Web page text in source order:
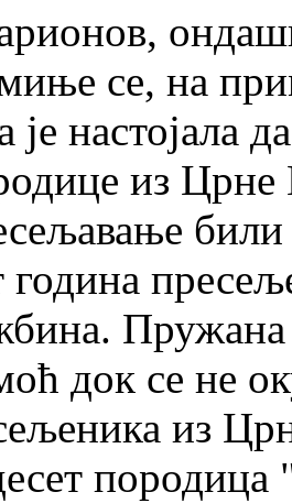
се, на
je настојала
из Црне
година
Пружана
док се не
из